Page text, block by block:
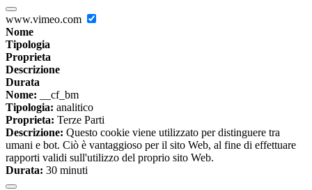
www.vimeo.com
Nome
Tipologia
Proprieta
Descrizione
Durata
Nome: __cf_bm
Tipologia: analitico
Proprieta: Terze Parti
Descrizione: Questo cookie viene utilizzato per distinguere tra
umani e bot. Ciò è vantaggioso per il sito Web, al fine di effettuare
rapporti validi sull'utilizzo del proprio sito Web.
Durata: 30 minuti